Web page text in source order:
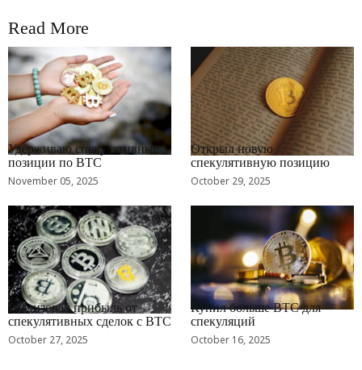
Read More
RRCNEWS_RU
Удерживаю спекулятивные
позиции по BTC
November 05, 2025
RRCNEWS_RU
Открыл новую
спекулятивную позицию
October 29, 2025
RRCNEWS_RU
Реализовал прибыль от
спекулятивных сделок с BTC
October 27, 2025
RRCNEWS_RU
Купил больше BTC для
спекуляций
October 16, 2025